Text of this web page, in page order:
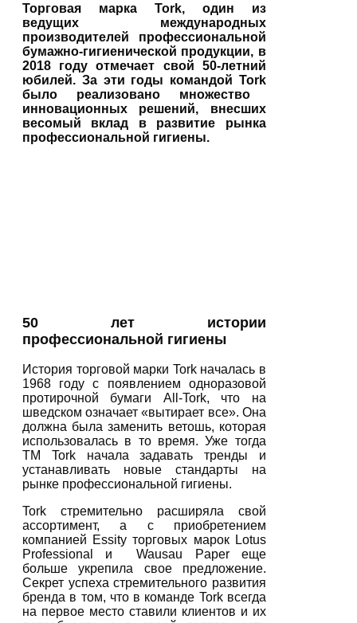
Торговая марка Tork, один из
ведущих международных
производителей профессиональной
бумажно-гигиенической продукции, в
2018 году отмечает свой 50-летний
юбилей. За эти годы командой Tork
было реализовано множество
инновационных решений, внесших
весомый вклад в развитие рынка
профессиональной гигиены.
50 лет истории
профессиональной гигиены
История торговой марки Tork началась в
1968 году с появлением одноразовой
протирочной бумаги All-Tork, что на
шведском означает «вытирает все». Она
должна была заменить ветошь, которая
использовалась в то время. Уже тогда
ТМ Tork начала задавать тренды и
устанавливать новые стандарты на
рынке профессиональной гигиены.
Tork стремительно расширяла свой
ассортимент, а с приобретением
компанией Essity торговых марок Lotus
Professional и Wausau Paper еще
больше укрепила свое предложение.
Секрет успеха стремительного развития
бренда в том, что в команде Tork всегда
на первое место ставили клиентов и их